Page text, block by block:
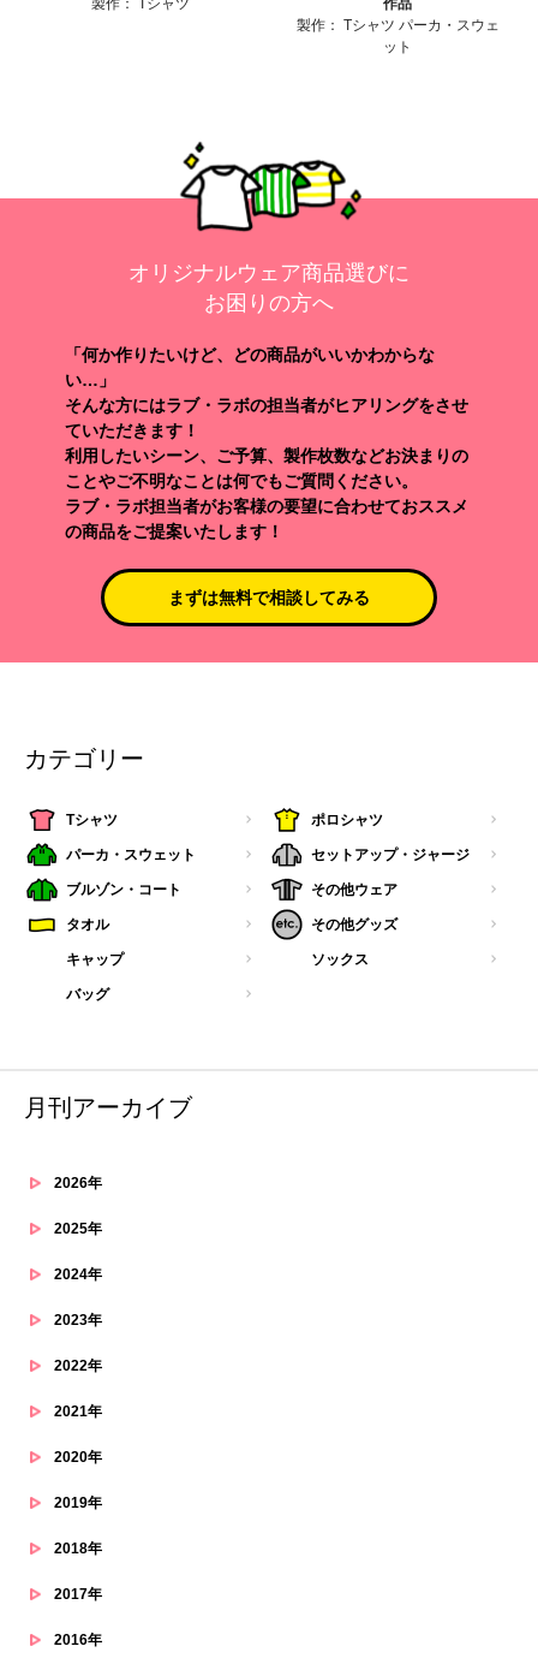
製作： Tシャツ パーカ・スウェ
ット
オリジナルウェア商品選びに
お困りの方へ
「何か作りたいけど、どの商品がいいかわからな
い…」
そんな方にはラブ・ラボの担当者がヒアリングをさせ
ていただきます！
利用したいシーン、ご予算、製作枚数などお決まりの
ことやご不明なことは何でもご質問ください。
ラブ・ラボ担当者がお客様の要望に合わせておススメ
の商品をご提案いたします！
まずは無料で相談してみる
カテゴリー
Tシャツ ポロシャツ
パーカ・スウェット セットアップ・ジャージ
ブルゾン・コート その他ウェア
タオル その他グッズ
キャップ ソックス
バッグ
月刊アーカイブ
2026年
2025年
2024年
2023年
2022年
2021年
2020年
2019年
2018年
2017年
2016年